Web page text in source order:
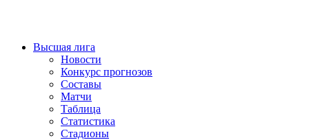
Высшая лига
Новости
Конкурс прогнозов
Составы
Матчи
Таблица
Статистика
Стадионы